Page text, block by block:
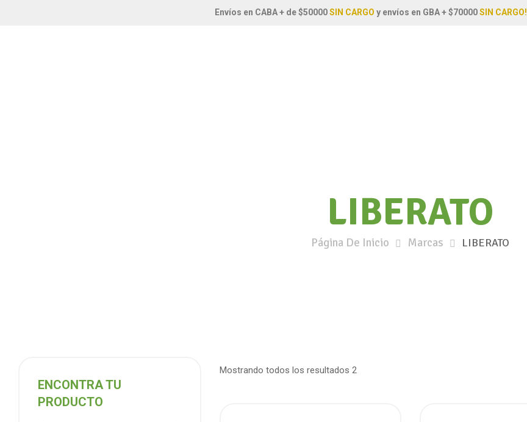
Envíos en CABA + de $50000SIN CARGO y envíos en GBA + $70000SIN CARGO!
LIBERATO
Página De Inicio Marcas LIBERATO
Mostrando todos los resultados 2
ENCONTRA TU
PRODUCTO